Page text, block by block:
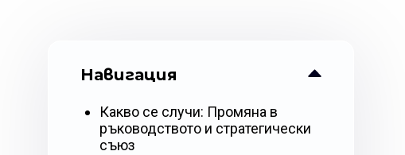
Навигация
Какво се случи: Промяна в
ръководството и стратегически
съюз